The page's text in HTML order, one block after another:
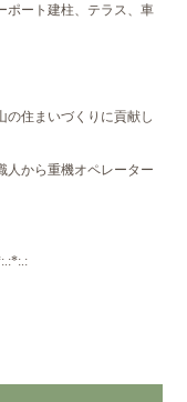
ポート建柱、テラス、車
の住まいづくりに貢献し
から重機オペレーター